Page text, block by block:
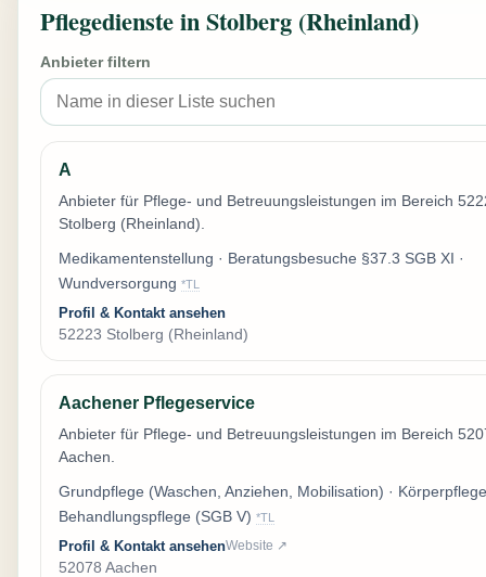
Pflegedienste in Stolberg (Rheinland)
Anbieter filtern
A
Anbieter für Pflege- und Betreuungsleistungen im Bereich
Stolberg (Rheinland).
Medikamentenstellung · Beratungsbesuche §37.3 SGB XI ·
Wundversorgung *TL
Profil & Kontakt ansehen
52223 Stolberg (Rheinland)
Aachener Pflegeservice
Anbieter für Pflege- und Betreuungsleistungen im Bereich
Aachen.
Grundpflege (Waschen, Anziehen, Mobilisation) ·
Behandlungspflege (SGB V) *TL
Profil & Kontakt ansehenWebsite ↗
52078 Aachen